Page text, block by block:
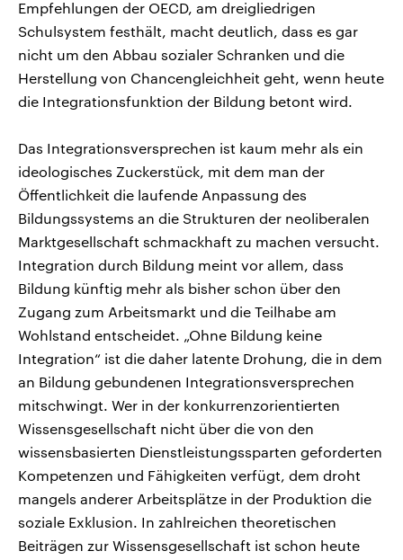
Empfehlungen der OECD, am dreigliedrigen
Schulsystem festhält, macht deutlich, dass es gar
nicht um den Abbau sozialer Schranken und die
Herstellung von Chancengleichheit geht, wenn heute
die Integrationsfunktion der Bildung betont wird.
Das Integrationsversprechen ist kaum mehr als ein
ideologisches Zuckerstück, mit dem man der
Öffentlichkeit die laufende Anpassung des
Bildungssystems an die Strukturen der neoliberalen
Marktgesellschaft schmackhaft zu machen versucht.
Integration durch Bildung meint vor allem, dass
Bildung künftig mehr als bisher schon über den
Zugang zum Arbeitsmarkt und die Teilhabe am
Wohlstand entscheidet. „Ohne Bildung keine
Integration“ ist die daher latente Drohung, die in dem
an Bildung gebundenen Integrationsversprechen
mitschwingt. Wer in der konkurrenzorientierten
Wissensgesellschaft nicht über die von den
wissensbasierten Dienstleistungssparten geforderten
Kompetenzen und Fähigkeiten verfügt, dem droht
mangels anderer Arbeitsplätze in der Produktion die
soziale Exklusion. In zahlreichen theoretischen
Beiträgen zur Wissensgesellschaft ist schon heute